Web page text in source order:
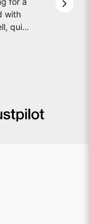
with
quite
easy-
Next